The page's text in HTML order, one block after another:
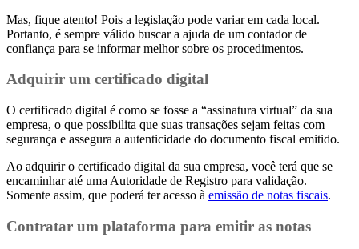
Mas, fique atento! Pois a legislação pode variar em cada local.
Portanto, é sempre válido buscar a ajuda de um contador de
confiança para se informar melhor sobre os procedimentos.
Adquirir um certificado digital
O certificado digital é como se fosse a “assinatura virtual” da sua
empresa, o que possibilita que suas transações sejam feitas com
segurança e assegura a autenticidade do documento fiscal emitido.
Ao adquirir o certificado digital da sua empresa, você terá que se
encaminhar até uma Autoridade de Registro para validação.
Somente assim, que poderá ter acesso à emissão de notas fiscais.
Contratar um plataforma para emitir as notas